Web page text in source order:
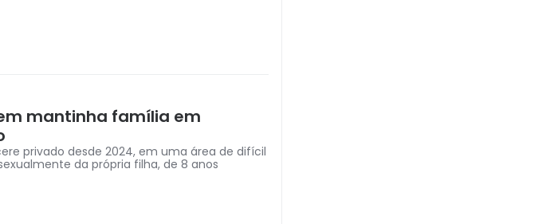
mantinha família em
privado desde 2024, em uma área de difícil
da própria filha, de 8 anos